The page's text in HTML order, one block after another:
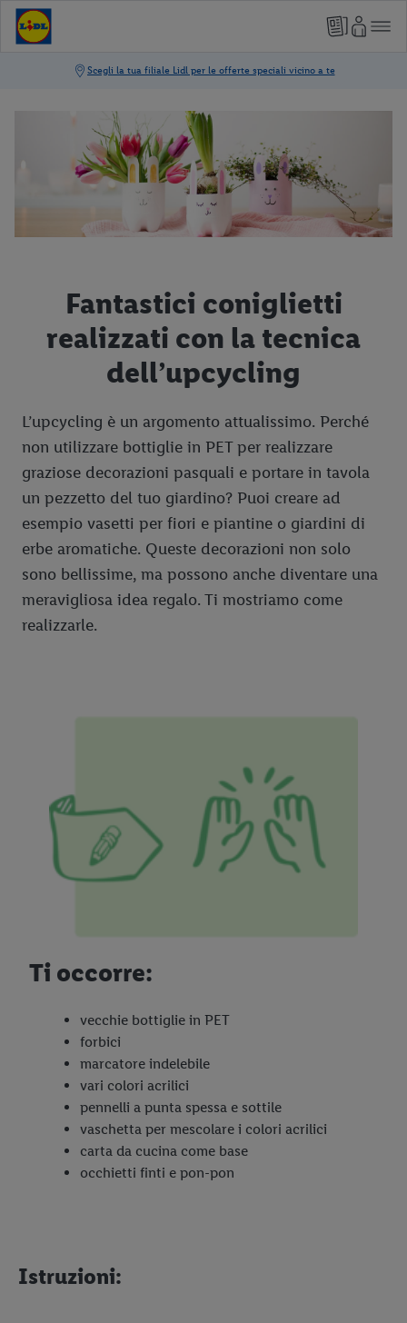
Fantastici coniglietti
realizzati con la tecnica
dell’upcycling
L’upcycling è un argomento attualissimo. Perché
non utilizzare bottiglie in PET per realizzare
graziose decorazioni pasquali e portare in tavola
un pezzetto del tuo giardino? Puoi creare ad
esempio vasetti per fiori e piantine o giardini di
erbe aromatiche. Queste decorazioni non solo
sono bellissime, ma possono anche diventare una
meravigliosa idea regalo. Ti mostriamo come
realizzarle.
Ti occorre:
vecchie bottiglie in PET
forbici
marcatore indelebile
vari colori acrilici
pennelli a punta spessa e sottile
vaschetta per mescolare i colori acrilici
carta da cucina come base
occhietti finti e pon-pon
Istruzioni: